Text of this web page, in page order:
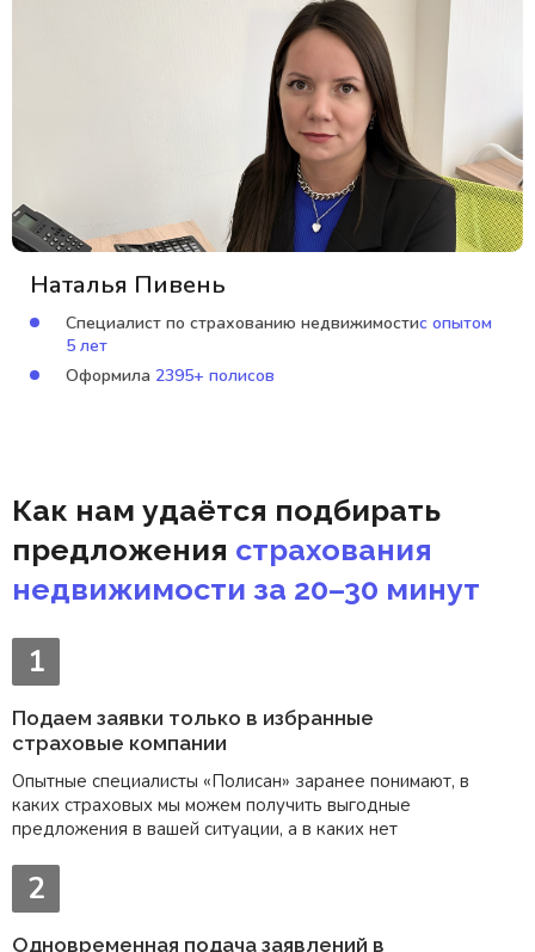
Наталья Пивень
Специалист по страхованию недвижимостис опытом
5 лет
Оформила 2395+ полисов
Как нам удаётся подбирать
предложения страхования
недвижимости за 20–30 минут
1
Подаем заявки только в избранные
страховые компании
Опытные специалисты «Полисан» заранее понимают, в
каких страховых мы можем получить выгодные
предложения в вашей ситуации, а в каких нет
2
Одновременная подача заявлений в